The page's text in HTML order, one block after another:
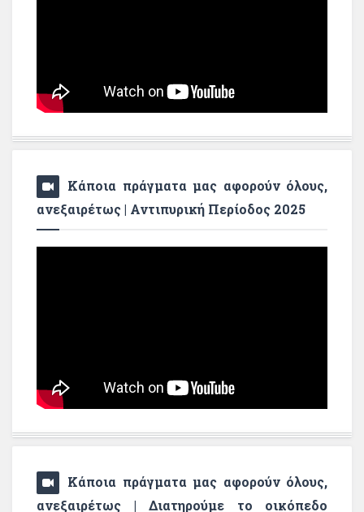
Κάποια πράγματα μας αφορούν όλους,
ανεξαιρέτως | Αντιπυρική Περίοδος 2025
Κάποια πράγματα μας αφορούν όλους,
ανεξαιρέτως | Διατηρούμε το οικόπεδο